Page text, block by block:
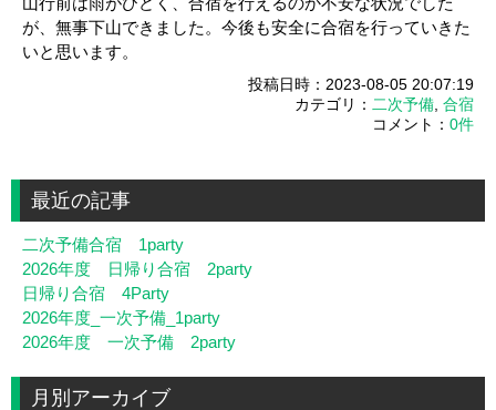
が、無事下山できました。今後も安全に合宿を行っていきた
いと思います。
投稿日時：2023-08-05 20:07:19
カテゴリ： 二次予備 合宿
コメント： 0件
最近の記事
二次予備合宿 1party
2026年度 日帰り合宿 2party
日帰り合宿 4Party
2026年度_一次予備_1party
2026年度 一次予備 2party
月別アーカイブ